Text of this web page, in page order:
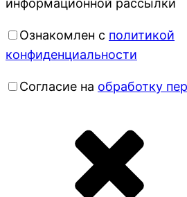
информационной рассылки
Ознакомлен с политикой
конфиденциальности
Согласие на обработку